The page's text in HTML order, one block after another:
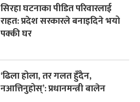
सिरहा घटनाका पीडित परिवारलाई
राहत: प्रदेश सरकारले बनाइदिने भयो
पक्की घर
‘ढिला होला, तर गलत हुँदैन,
नआत्तिनुहोस्’: प्रधानमन्त्री बालेन